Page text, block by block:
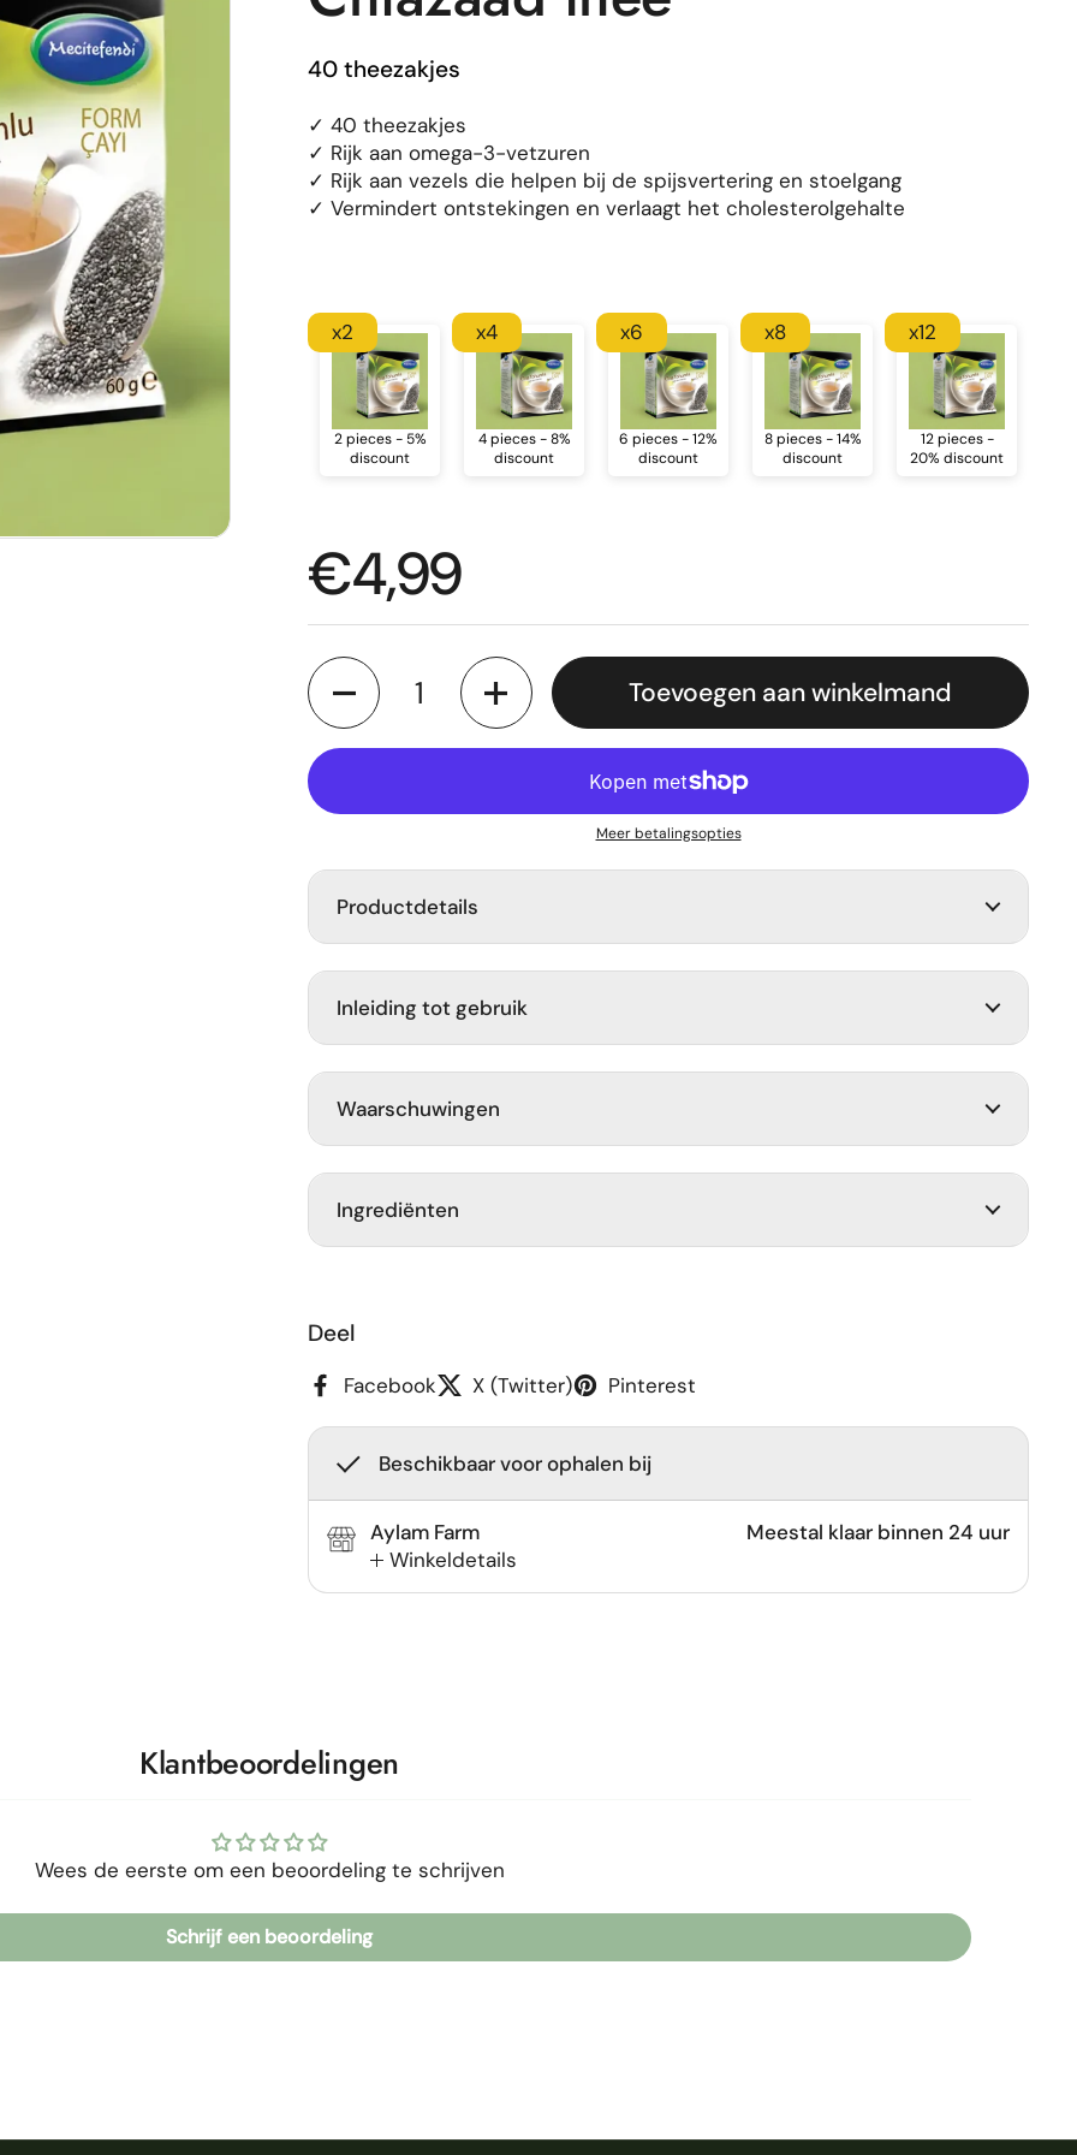
dia
40 theezakjes
✓ 40 theezakjes
✓ Rijk aan omega-3-vetzuren
✓ Rijk aan vezels die helpen bij de spijsvertering en stoelgang
✓ Vermindert ontstekingen en verlaagt het cholesterolgehalte
2 pieces - 5%
discount
x2
4 pieces - 8%
discount
x4
6 pieces - 12%
discount
x6
8 pieces - 14%
discount
x8
12 pieces -
20% discount
x12
Normale prijs
€4,99
Aantal
Toevoegen aan winkelmand
Meer betalingsopties
Productdetails
Inleiding tot gebruik
Waarschuwingen
Ingrediënten
Deel
Facebook X (Twitter) Pinterest
Beschikbaar voor ophalen bij
Aylam Farm
Winkeldetails
Meestal klaar binnen 24 uur
Klantbeoordelingen
Wees de eerste om een beoordeling te schrijven
Schrijf een beoordeling